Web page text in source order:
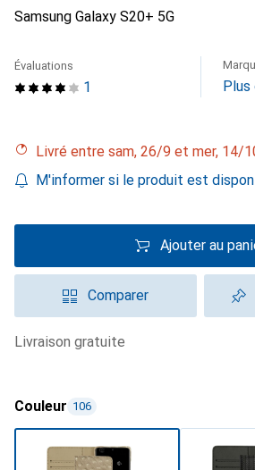
Samsung Galaxy S20+ 5G
1
Évaluations
Plus
Livré entre sam, 26/9 et mer, 14/
M'informer si le produit est
Ajouter au
Comparer
livraison gratuite
Couleur 106